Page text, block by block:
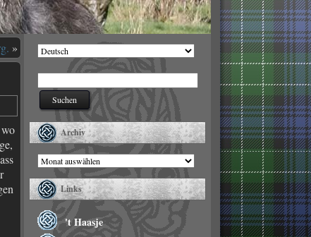
»
Sprache
Archiv
Archiv
Links
't Haasje